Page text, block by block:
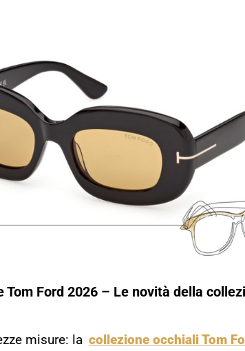
Tom Ford 2026 – Le novità della
misure: la collezione occhiali Tom